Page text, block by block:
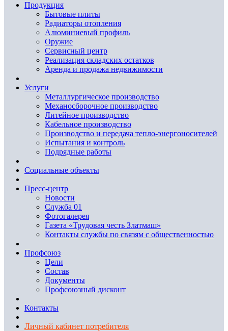
Продукция
Бытовые плиты
Радиаторы отопления
Алюминиевый профиль
Оружие
Сервисный центр
Реализация складских остатков
Аренда и продажа недвижимости
Услуги
Металлургическое производство
Механосборочное производство
Литейное производство
Кабельное производство
Производство и передача тепло-энергоносителей
Испытания и контроль
Подрядные работы
Социальные объекты
Пресс-центр
Новости
Служба 01
Фотогалерея
Газета «Трудовая честь Златмаш»
Контакты службы по связям с общественностью
Профсоюз
Цели
Состав
Документы
Профсоюзный дисконт
Контакты
Личный кабинет потребителя